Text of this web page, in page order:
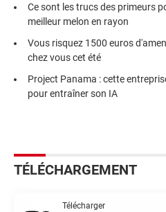
Ce sont les trucs des primeurs
meilleur melon en rayon
Vous risquez 1500 euros
chez vous cet été
Project Panama : cette
pour entraîner son IA
TÉLÉCHARGEMENT
Télécharger